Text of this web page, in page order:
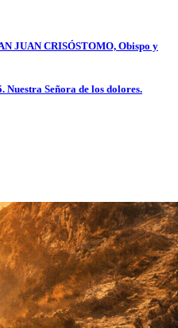
JUAN CRISÓSTOMO, Obispo y
Nuestra Señora de los dolores.